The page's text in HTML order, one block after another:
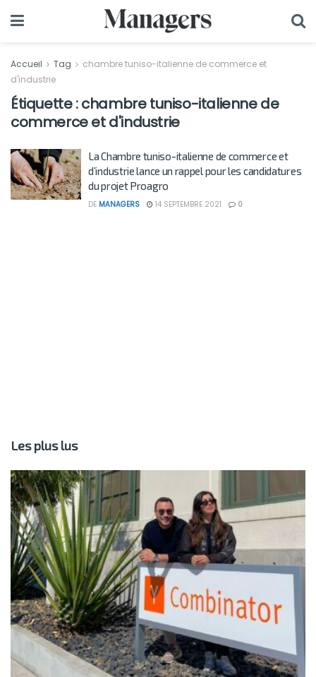
Accueil Tag
chambre tuniso-italienne de commerce et
d'industrie
Étiquette :chambre tuniso-italienne de
commerce et d'industrie
La Chambre tuniso-italienne de commerce et
d’industrie lance un rappel pour les candidatures
du projet Proagro
DE MANAGERS 14 SEPTEMBRE 2021 0
Les plus lus